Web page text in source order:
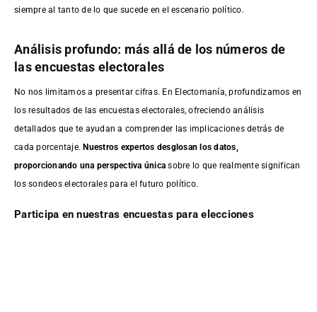
siempre al tanto de lo que sucede en el escenario político.
Análisis profundo: más allá de los números de
las encuestas electorales
No nos limitamos a presentar cifras. En Electomanía, profundizamos en
los resultados de las encuestas electorales, ofreciendo análisis
detallados que te ayudan a comprender las implicaciones detrás de
cada porcentaje.Nuestros expertos desglosan los datos,
proporcionando una perspectiva única sobre lo que realmente significan
los sondeos electorales para el futuro político.
Participa en nuestras encuestas para elecciones